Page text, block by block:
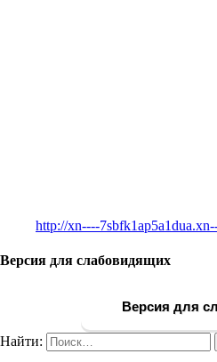
http://xn----
Версия для слабовидящих
Версия для
Найти: